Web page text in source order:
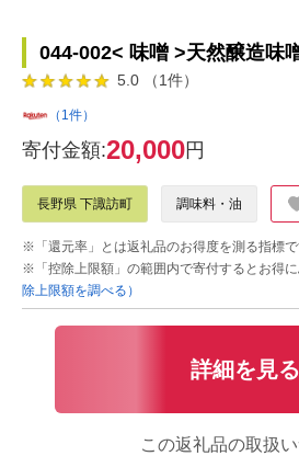
044-002< 味噌 >天然醸造味
5.0 （1件）
（1件）
寄付金額:20,000円
長野県 下諏訪町 調味料・油
※「還元率」とは返礼品のお得度を測る指標で
※「控除上限額」の範囲内で寄付するとお得
除上限額を調べる）
詳細を見る
この返礼品の取扱